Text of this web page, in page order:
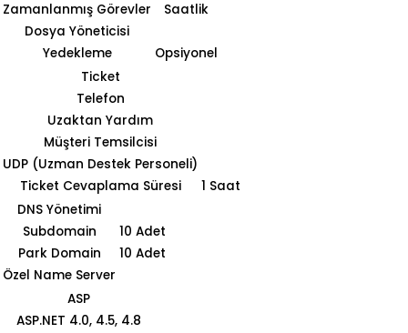
Zamanlanmış Görevler
Saatlik
Dosya Yöneticisi
Yedekleme
Opsiyonel
Ticket
Telefon
Uzaktan Yardım
Müşteri Temsilcisi
UDP (Uzman Destek Personeli)
Ticket Cevaplama Süresi
1 Saat
DNS Yönetimi
Subdomain
10 Adet
Park Domain
10 Adet
Özel Name Server
ASP
ASP.NET 4.0, 4.5, 4.8